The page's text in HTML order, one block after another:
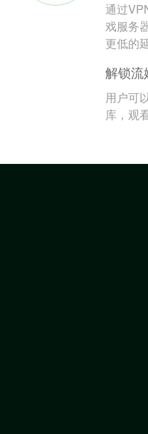
通过
戏服务
更低的
解锁流
用户可
库，观